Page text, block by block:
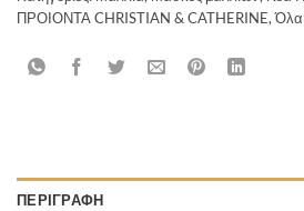
ΠΡΟΙΟΝΤΑ CHRISTIAN & CATHERINE,Όλα
ΠΕΡΙΓΡΑΦΉ